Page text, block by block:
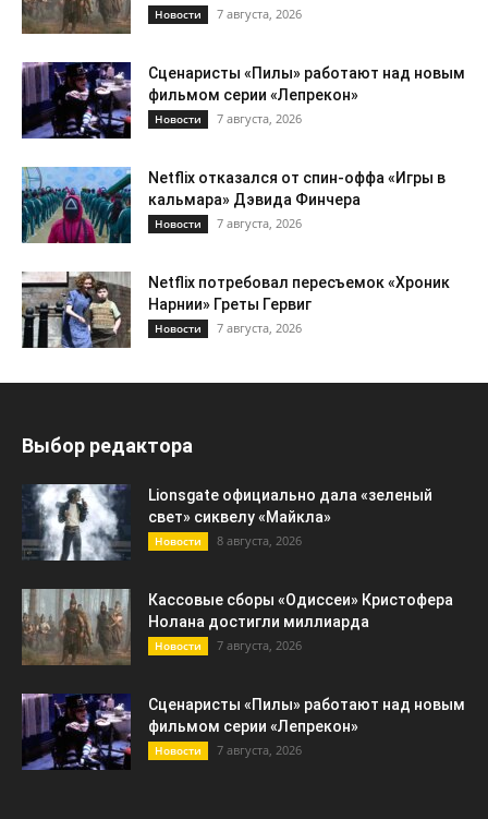
Новости 7 августа, 2026
Сценаристы «Пилы» работают над новым
фильмом серии «Лепрекон»
Новости 7 августа, 2026
Netflix отказался от спин-оффа «Игры в
кальмара» Дэвида Финчера
Новости 7 августа, 2026
Netflix потребовал пересъемок «Хроник
Нарнии» Греты Гервиг
Новости 7 августа, 2026
Выбор редактора
Lionsgate официально дала «зеленый
свет» сиквелу «Майкла»
Новости 8 августа, 2026
Кассовые сборы «Одиссеи» Кристофера
Нолана достигли миллиарда
Новости 7 августа, 2026
Сценаристы «Пилы» работают над новым
фильмом серии «Лепрекон»
Новости 7 августа, 2026